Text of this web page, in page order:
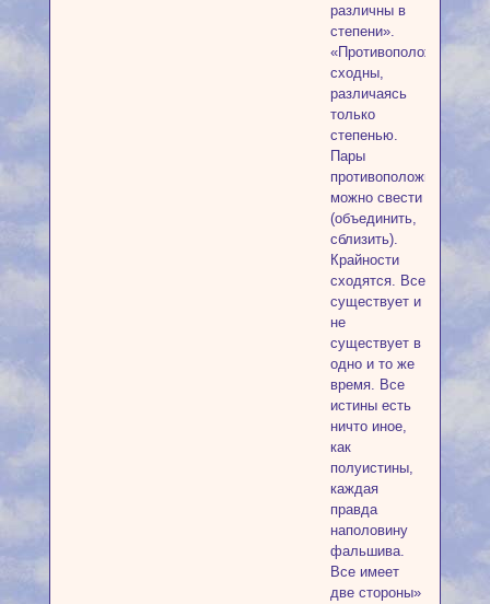
различны в
степени».
«Противоположности
сходны,
различаясь
только
степенью.
Пары
противоположностей
можно свести
(объединить,
сблизить).
Крайности
сходятся. Все
существует и
не
существует в
одно и то же
время. Все
истины есть
ничто иное,
как
полуистины,
каждая
правда
наполовину
фальшива.
Все имеет
две стороны»